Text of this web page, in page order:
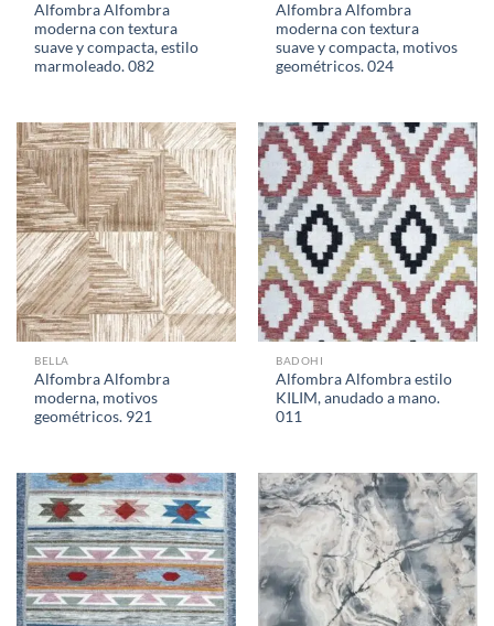
Alfombra Alfombra
moderna con textura
suave y compacta, estilo
marmoleado. 082
Alfombra Alfombra
moderna con textura
suave y compacta, motivos
geométricos. 024
BELLA
Alfombra Alfombra
moderna, motivos
geométricos. 921
BADOHI
Alfombra Alfombra estilo
KILIM, anudado a mano.
011